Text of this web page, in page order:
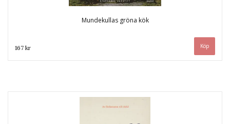
Mundekullas gröna kök
167 kr